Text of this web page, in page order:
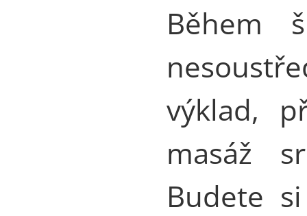
Během
výklad,
masáž
Budete